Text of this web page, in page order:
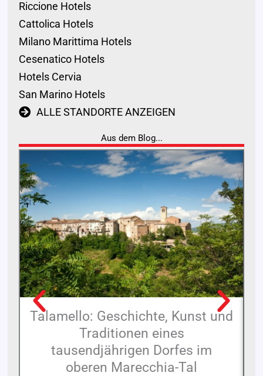
Riccione Hotels
Cattolica Hotels
Milano Marittima Hotels
Cesenatico Hotels
Hotels Cervia
San Marino Hotels
ALLE STANDORTE ANZEIGEN
Aus dem Blog...
Talamello: Geschichte, Kunst und
Traditionen eines
tausendjährigen Dorfes im
oberen Marecchia-Tal